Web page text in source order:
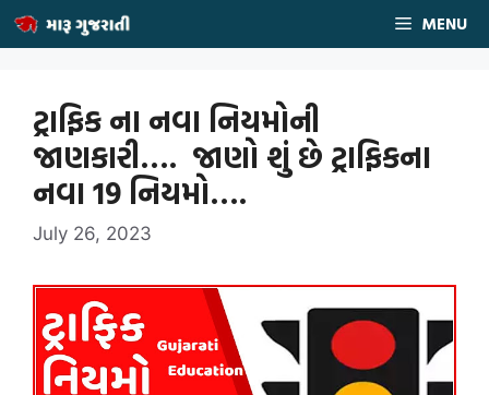
Skip
MENU
ટ્રાફિક ના નવા નિયમોની
જાણકારી…. જાણો શું છે ટ્રાફિકના
નવા 19 નિયમો….
July 26, 2023